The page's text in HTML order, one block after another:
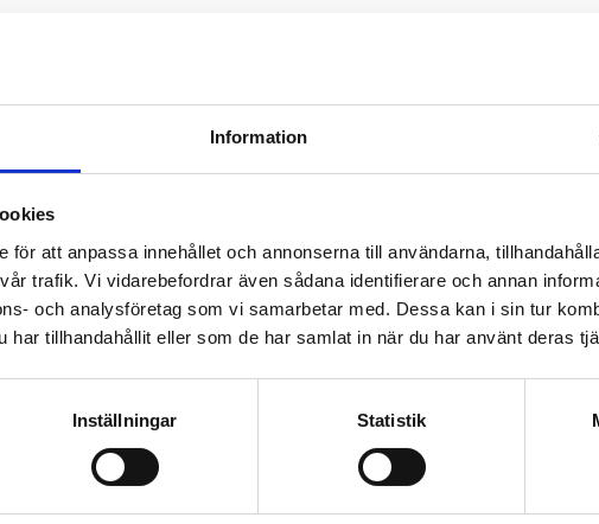
Information
för att anpassa innehållet och annonserna till användarna,
trafik. Vi vidarebefordrar även sådana identifierare och annan
och analysföretag som vi samarbetar med. Dessa kan i sin tur
har tillhandahållit eller som de har samlat in när du har använt deras
Inställningar Statistik